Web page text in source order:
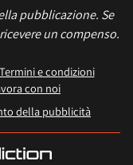
pubblicazione. Se
un compenso.
Termini e condizioni
con noi
della pubblicità